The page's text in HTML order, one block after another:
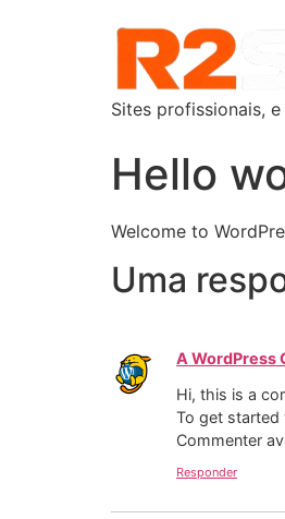
Sites profissionais,
Hello
Welcome to
Uma
A WordPress
Hi, this is a
To get started
Commenter
Responder